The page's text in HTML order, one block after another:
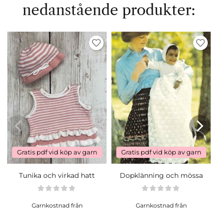
nedanstående produkter:
Gratis pdf vid köp av garn
Tunika och virkad hatt
Garnkostnad från
Gratis pdf vid köp av garn
Dopklänning och mössa
Garnkostnad från